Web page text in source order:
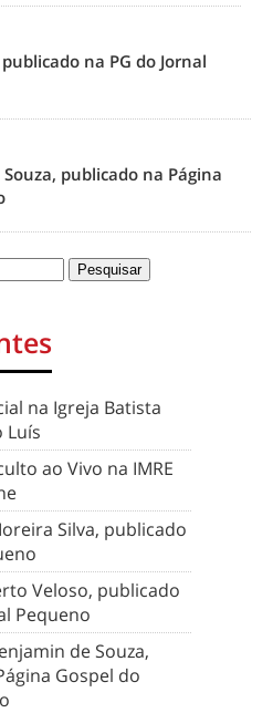
na PG do Jornal
publicado na Página
na Igreja Batista
Luís
ao Vivo na IMRE
Silva, publicado
Veloso, publicado
Pequeno
de Souza,
Gospel do